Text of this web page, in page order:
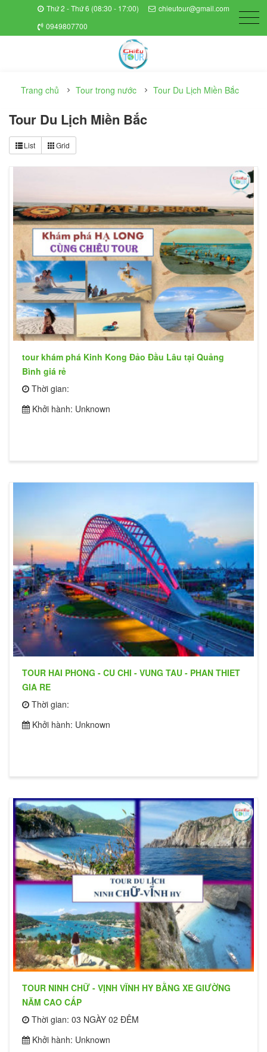
Thứ 2 - Thứ 6 (08:30 - 17:00)
chieutour@gmail.com
0949807700
Trang chủ Tour trong nước Tour Du Lịch Miền Bắc
Tour Du Lịch Miền Bắc
List Grid
tour khám phá Kinh Kong Đảo Đầu Lâu tại Quảng
Bình giá rẻ
Thời gian:
Khởi hành: Unknown
TOUR HAI PHONG - CU CHI - VUNG TAU - PHAN THIET
GIA RE
Thời gian:
Khởi hành: Unknown
TOUR NINH CHỮ - VỊNH VĨNH HY BẰNG XE GIƯỜNG
NĂM CAO CẤP
Thời gian: 03 NGÀY 02 ĐÊM
Khởi hành: Unknown